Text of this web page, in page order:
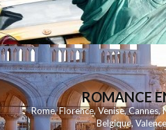
ROMANCE
Rome,Florence,Venise,Cannes,
Belgique,Valence